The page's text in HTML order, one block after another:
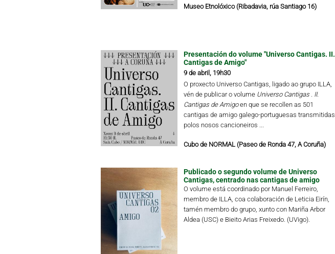
Museo Etnolóxico (Ribadavia, rúa Santiago 16)
Presentación do volume "Universo Cantigas. II.
Cantigas de Amigo"
9 de abril, 19h30
O proxecto Universo Cantigas, ligado ao grupo ILLA,
vén de publicar o volume Universo Cantigas . II.
Cantigas de Amigoen que se recollen as 501
cantigas de amigo galego-portuguesas transmitidas
polos nosos cancioneiros ...
Cubo de NORMAL (Paseo de Ronda 47, A Coruña)
Publicado o segundo volume de Universo
Cantigas, centrado nas cantigas de amigo
O volume está coordinado por Manuel Ferreiro,
membro de ILLA, coa colaboración de Leticia Eirín,
tamén membro do grupo, xunto con Mariña Arbor
Aldea (USC) e Bieito Arias Freixedo. (UVigo).